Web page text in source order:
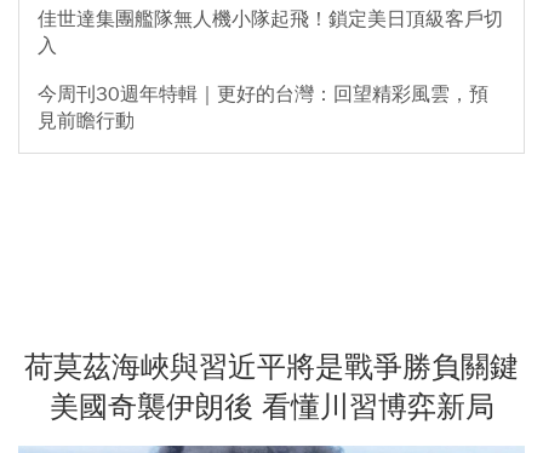
佳世達集團艦隊無人機小隊起飛！鎖定美日頂級客戶切
入
今周刊30週年特輯｜更好的台灣：回望精彩風雲，預
見前瞻行動
荷莫茲海峽與習近平將是戰爭勝負關鍵
美國奇襲伊朗後 看懂川習博弈新局